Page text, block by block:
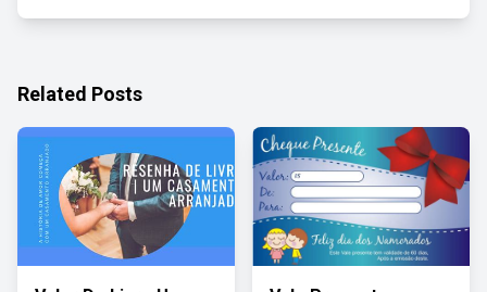
Related Posts